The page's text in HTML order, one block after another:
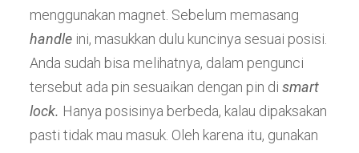
menggunakan magnet. Sebelum memasang
handleini, masukkan dulu kuncinya sesuai posisi.
Anda sudah bisa melihatnya, dalam pengunci
tersebut ada pin sesuaikan dengan pin di smart
lock. Hanya posisinya berbeda, kalau dipaksakan
pasti tidak mau masuk. Oleh karena itu, gunakan